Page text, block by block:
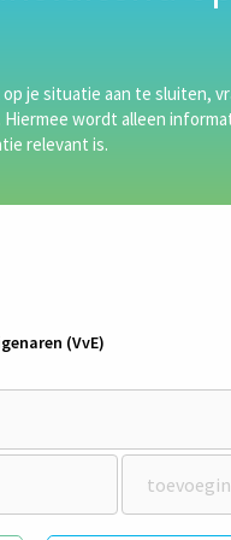
dat
in na-
Isolatie biedt de
je situatie aan te sluiten,
wordt alleen
relevant is.
(VvE)